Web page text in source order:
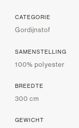
CATEGORIE
Gordijnstof
SAMENSTELLING
100% polyester
BREEDTE
300 cm
GEWICHT